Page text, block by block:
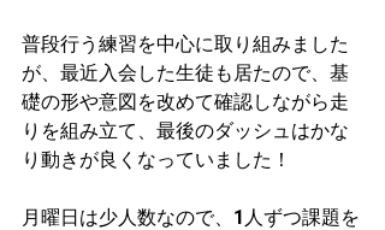
普段行う練習を中心に取り組みました
が、最近入会した生徒も居たので、基
礎の形や意図を改めて確認しながら走
りを組み立て、最後のダッシュはかな
り動きが良くなっていました！
月曜日は少人数なので、1人ずつ課題を